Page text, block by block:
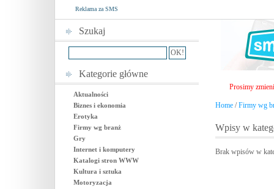
Reklama za SMS
Szukaj
Kategorie główne
Aktualności
Biznes i ekonomia
Erotyka
Firmy wg branż
Gry
Internet i komputery
Katalogi stron WWW
Kultura i sztuka
Motoryzacja
Prosimy
Home /Firmy wg
Wpisy w
Brak wpisów w